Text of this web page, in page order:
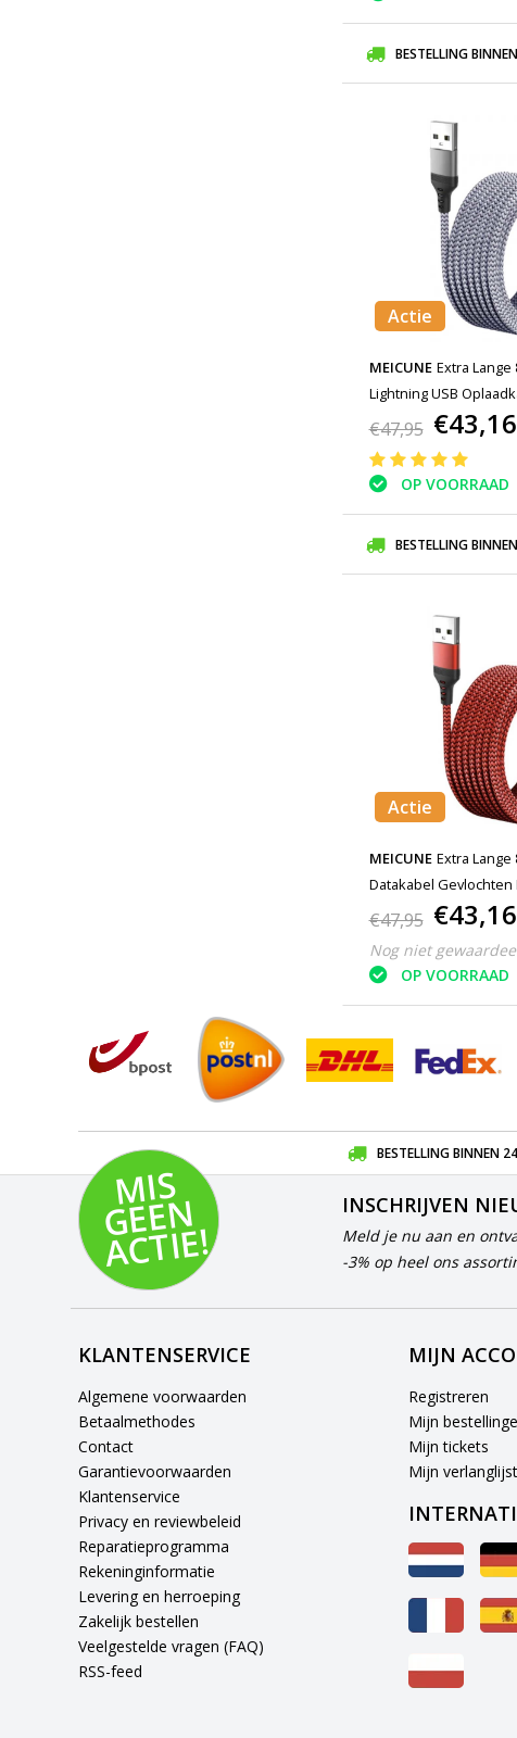
BESTELLING
Actie
MEICUNE Extra
Lightning USB
Gevlochten Nylon
€47,95 €43,16
OP VOORRAAD
BESTELLING
Actie
MEICUNE Extra Lange
Datakabel
€47,95 €43,16
Nog niet
OP VOORRAAD
BESTELLING BINNEN
MI
S
G
E
E
N
A
C
TI
E!
INSCHRIJVEN
Meld je nu aan en
-3% op heel ons
KLANTENSERVICE
Algemene voorwaarden
Betaalmethodes
Contact
Garantievoorwaarden
Klantenservice
Privacy en reviewbeleid
Reparatieprogramma
Rekeninginformatie
Levering en herroeping
Zakelijk bestellen
Veelgestelde vragen (FAQ)
RSS-feed
MIJN
Registreren
Mijn
Mijn tickets
Mijn verlanglijst